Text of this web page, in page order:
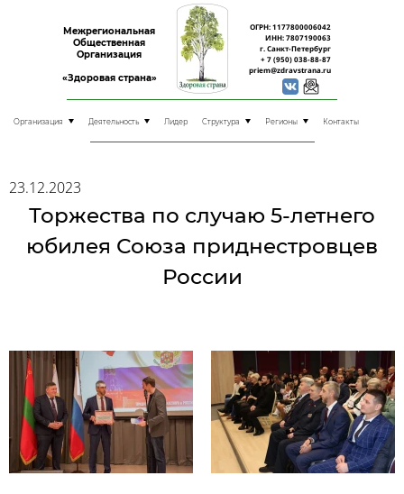
Межрегиональная
Общественная
Организация
«Здоровая страна»
ОГРН: 1177800006042
ИНН: 7807190063
г. Санкт-Петербург
+ 7 (950) 038-88-87
priem@zdravstrana.ru
Организация Деятельность Лидер Структура Регионы Контакты
23.12.2023
Торжества по случаю 5-летнего
юбилея Союза приднестровцев
России